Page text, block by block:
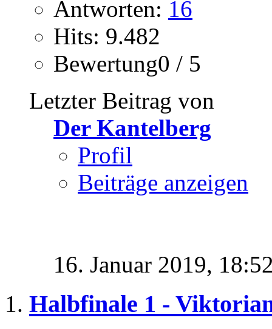
Antworten: 16
Hits: 9.482
Bewertung0 / 5
Letzter Beitrag von
Der Kantelberg
Profil
Beiträge anzeigen
16. Januar 2019,
Halbfinale 1 -